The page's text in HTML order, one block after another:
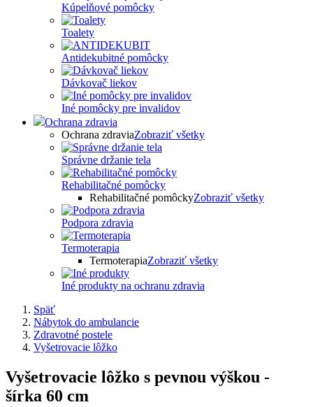
Kúpelňové pomôcky
Toalety
Antidekubitné pomôcky
Dávkovač liekov
Iné pomôcky pre invalidov
Ochrana zdravia
Ochrana zdraviaZobraziť všetky
Správne držanie tela
Rehabilitačné pomôcky
Rehabilitačné pomôckyZobraziť všetky
Podpora zdravia
Termoterapia
TermoterapiaZobraziť všetky
Iné produkty na ochranu zdravia
Späť
Nábytok do ambulancie
Zdravotné postele
Vyšetrovacie lôžko
Vyšetrovacie lôžko s pevnou výškou -
šírka 60 cm